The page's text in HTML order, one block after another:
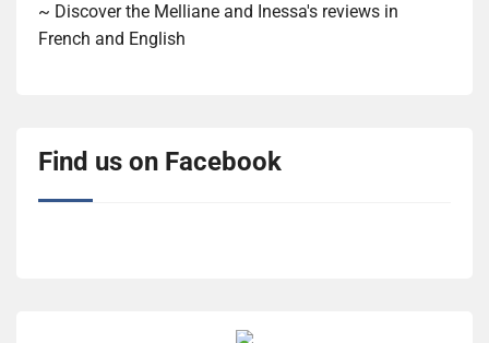
~ Discover the Melliane and Inessa's reviews in
French and English
Find us on Facebook